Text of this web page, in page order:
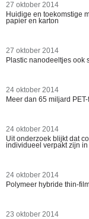
27 oktober 2014
Huidige en toekomstige
papier en karton
27 oktober 2014
Plastic nanodeeltjes ook
24 oktober 2014
Meer dan 65 miljard
24 oktober 2014
Uit onderzoek blijkt dat
individueel verpakt zijn
24 oktober 2014
Polymeer hybride thin-
23 oktober 2014